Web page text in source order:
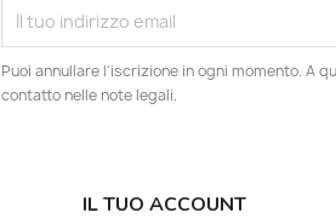
Puoi annullare l'iscrizione in ogni momento. A
contatto nelle note legali.
IL TUO ACCOUNT